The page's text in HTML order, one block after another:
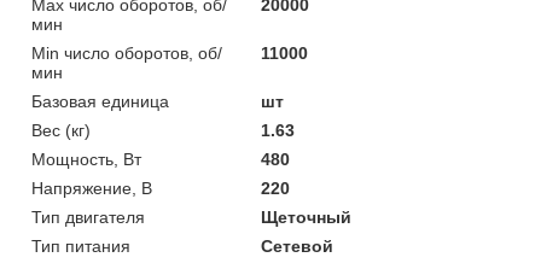
Max число оборотов, об/
мин
20000
Min число оборотов, об/
мин
11000
Базовая единица
шт
Вес (кг)
1.63
Мощность, Вт
480
Напряжение, В
220
Тип двигателя
Щеточный
Тип питания
Сетевой